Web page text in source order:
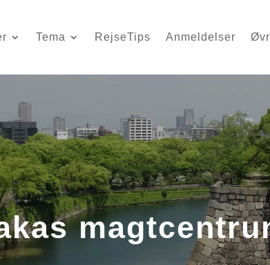
Tema RejseTips Anmeldelser